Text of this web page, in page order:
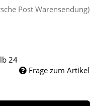
Post Warensendung)
24
Frage zum Artikel